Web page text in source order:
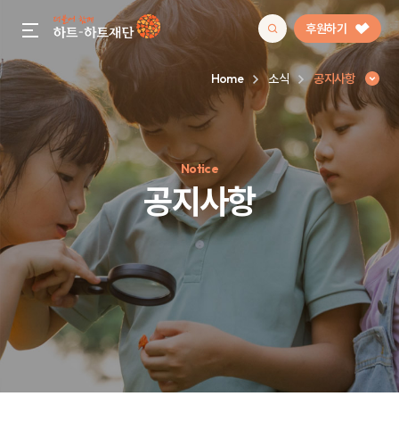
gnb menu open 후원하기
인기 키워드
#정기후원#하트플레이스#캠페인#팬덤후원
Home 소식 공지사항
Notice
공지사항